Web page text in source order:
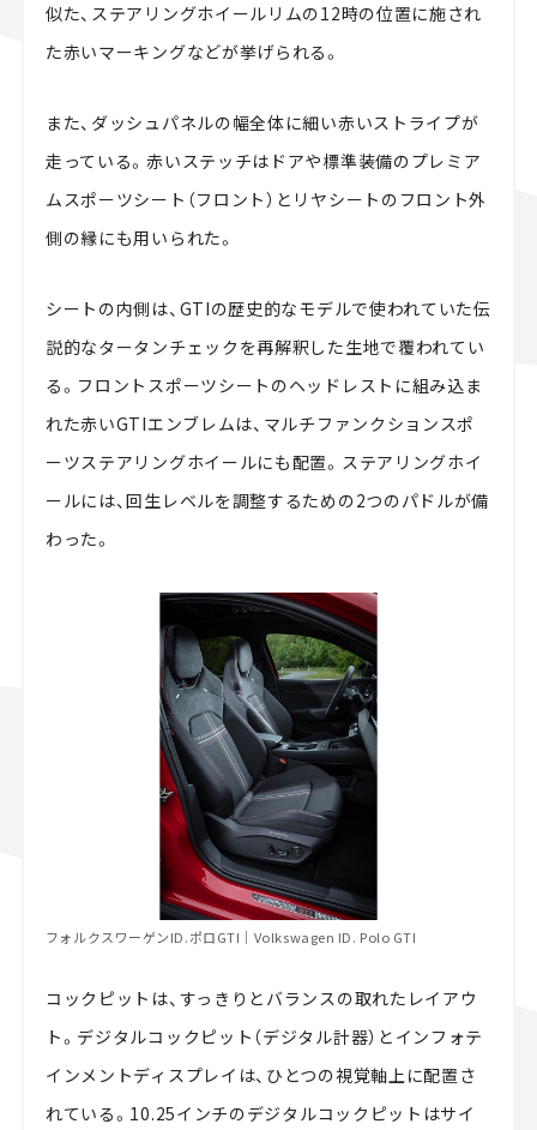
似た、ステアリングホイールリムの12時の位置に施され
た赤いマーキングなどが挙げられる。
また、ダッシュパネルの幅全体に細い赤いストライプが
走っている。赤いステッチはドアや標準装備のプレミア
ムスポーツシート（フロント）とリヤシートのフロント外
側の縁にも用いられた。
シートの内側は、GTIの歴史的なモデルで使われていた伝
説的なタータンチェックを再解釈した生地で覆われてい
る。フロントスポーツシートのヘッドレストに組み込ま
れた赤いGTIエンブレムは、マルチファンクションスポ
ーツステアリングホイールにも配置。ステアリングホイ
ールには、回生レベルを調整するための2つのパドルが備
わった。
フォルクスワーゲンID.ポロGTI｜Volkswagen ID. Polo GTI
コックピットは、すっきりとバランスの取れたレイアウ
ト。デジタルコックピット（デジタル計器）とインフォテ
インメントディスプレイは、ひとつの視覚軸上に配置さ
れている。10.25インチのデジタルコックピットはサイ